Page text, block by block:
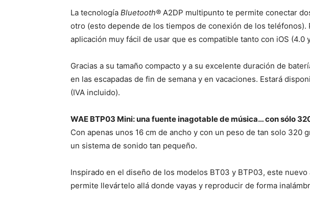
La tecnología Bluetooth® A2DP multipunto te permite conectar
otro (esto depende de los tiempos de conexión de los teléfonos).
aplicación muy fácil de usar que es compatible tanto con iOS
Gracias a su tamaño compacto y a su excelente duración de
en las escapadas de fin de semana y en vacaciones. Estará
(IVA incluido).
WAE BTP03 Mini: una fuente inagotable de música… con sólo
Con apenas unos 16 cm de ancho y con un peso de tan solo 320
un sistema de sonido tan pequeño.
Inspirado en el diseño de los modelos BT03 y BTP03, este nuevo
permite llevártelo allá donde vayas y reproducir de forma